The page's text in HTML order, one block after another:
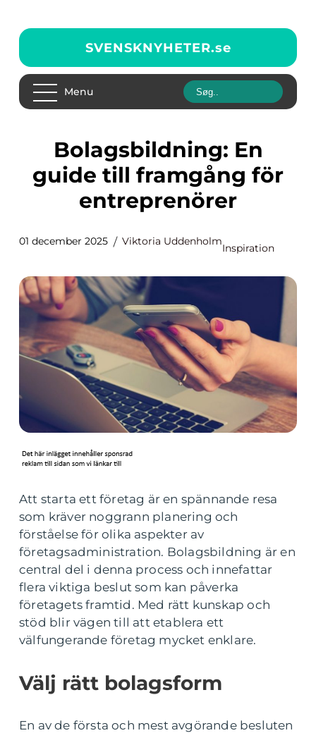
SVENSKNYHETER.se
Menu
Bolagsbildning: En
guide till framgång för
entreprenörer
01 december 2025 Viktoria Uddenholm
Inspiration
Att starta ett företag är en spännande resa
som kräver noggrann planering och
förståelse för olika aspekter av
företagsadministration. Bolagsbildning är en
central del i denna process och innefattar
flera viktiga beslut som kan påverka
företagets framtid. Med rätt kunskap och
stöd blir vägen till att etablera ett
välfungerande företag mycket enklare.
Välj rätt bolagsform
En av de första och mest avgörande besluten